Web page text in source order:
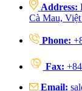
Address:
Cà Mau,
Phone:
Fax:
Email: